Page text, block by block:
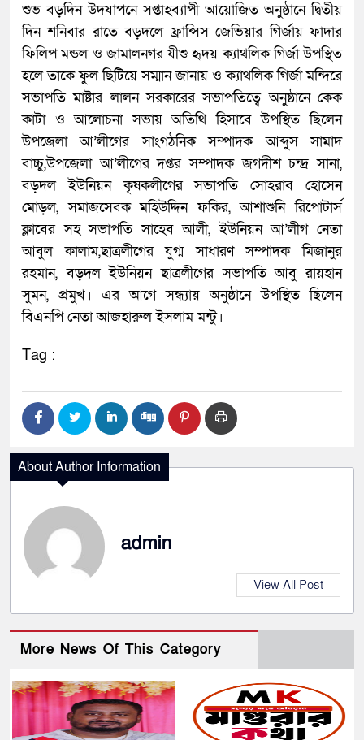
শুভ বড়দিন উদযাপনে সপ্তাহব্যাপী আয়োজিত অনুষ্ঠানে দ্বিতীয়
দিন শনিবার রাতে বড়দলে ফ্রান্সিস জেভিয়ার গির্জায় ফাদার
ফিলিপ মন্ডল ও জামালনগর যীশু হৃদয় ক্যাথলিক গির্জা উপস্থিত
হলে তাকে ফুল ছিটিয়ে সম্মান জানায় ও ক্যাথলিক গির্জা মন্দিরে
সভাপতি মাষ্টার লালন সরকারের সভাপতিত্বে অনুষ্ঠানে কেক
কাটা ও আলোচনা সভায় অতিথি হিসাবে উপস্থিত ছিলেন
উপজেলা আ’লীগের সাংগঠনিক সম্পাদক আব্দুস সামাদ
বাচ্চু,উপজেলা আ’লীগের দপ্তর সম্পাদক জগদীশ চন্দ্র সানা,
বড়দল ইউনিয়ন কৃষকলীগের সভাপতি সোহরাব হোসেন
মোড়ল, সমাজসেবক মহিউদ্দিন ফকির, আশাশুনি রিপোটার্স
ক্লাবের সহ সভাপতি সাহেব আলী, ইউনিয়ন আ’লীগ নেতা
আবুল কালাম,ছাত্রলীগের যুগ্ম সাধারণ সম্পাদক মিজানুর
রহমান, বড়দল ইউনিয়ন ছাত্রলীগের সভাপতি আবু রায়হান
সুমন, প্রমুখ। এর আগে সন্ধ্যায় অনুষ্ঠানে উপস্থিত ছিলেন
বিএনপি নেতা আজহারুল ইসলাম মন্টু।
Tag :
About Author Information
admin
View All Post
More News Of This Category